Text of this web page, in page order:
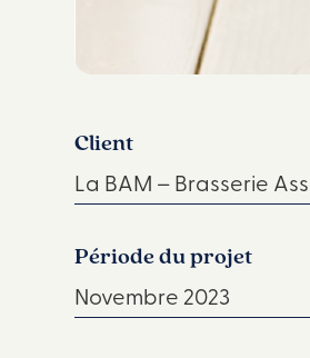
Client
La BAM – Brasserie
Période du projet
Novembre 2023